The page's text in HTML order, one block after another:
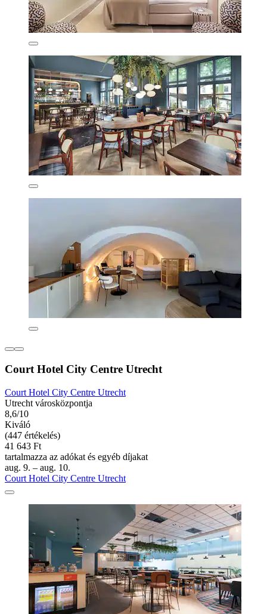
Court Hotel City Centre Utrecht
Court Hotel City Centre Utrecht
Utrecht városközpontja
8,6/10
Kiváló
(447 értékelés)
41 643 Ft
tartalmazza az adókat és egyéb díjakat
aug. 9. – aug. 10.
Court Hotel City Centre Utrecht